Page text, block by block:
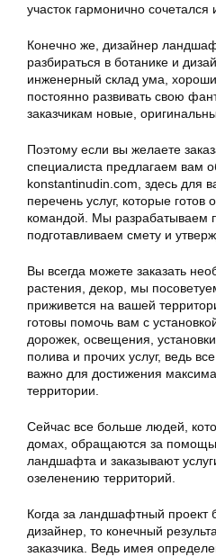
участок гармонично сочетался
Конечно же, дизайнер
разбираться в ботанике и
инженерный склад ума,
постоянно развивать свою
заказчикам новые,
Поэтому если вы желаете
специалиста предлагаем вам
konstantinudin.com, здесь для
перечень услуг, которые готов
командой. Мы разрабатываем
подготавливаем смету и
Вы всегда можете заказать
растения, декор, мы
приживется на вашей
готовы помочь вам с
дорожек, освещения,
полива и прочих услуг, ведь
важно для достижения
территории.
Сейчас все больше людей,
домах, обращаются за
ландшафта и заказывают
озеленению территорий.
Когда за ландшафтный проект
дизайнер, то конечный
заказчика. Ведь имея